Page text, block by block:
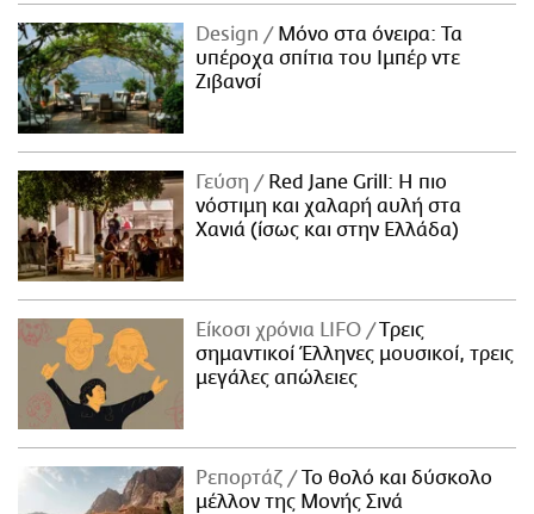
Design
Μόνο στα όνειρα: Τα
υπέροχα σπίτια του Ιμπέρ ντε
Ζιβανσί
Γεύση
Red Jane Grill: Η πιο
νόστιμη και χαλαρή αυλή στα
Χανιά (ίσως και στην Ελλάδα)
Είκοσι χρόνια LIFO
Tρεις
σημαντικοί Έλληνες μουσικοί, τρεις
μεγάλες απώλειες
Ρεπορτάζ
Το θολό και δύσκολο
μέλλον της Μονής Σινά